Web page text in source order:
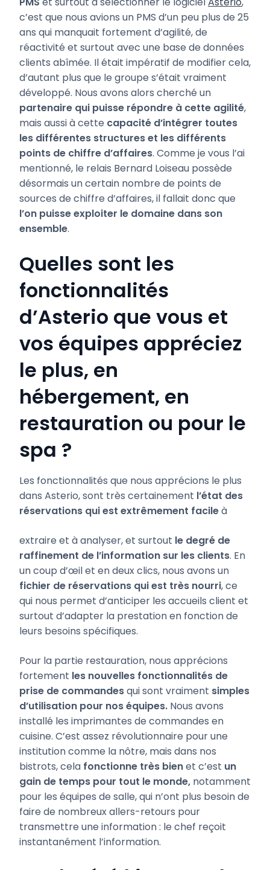
c’est que nous avions un PMS d’un peu plus de 25
ans qui manquait fortement d’agilité, de
réactivité et surtout avec une base de données
clients abîmée. Il était impératif de modifier cela,
d’autant plus que le groupe s’était vraiment
développé. Nous avons alors cherché un
partenaire qui puisse répondre à cette agilité,
mais aussi à cette capacité d’intégrer toutes
les différentes structures et les différents
points de chiffre d’affaires. Comme je vous l’ai
mentionné, le relais Bernard Loiseau possède
désormais un certain nombre de points de
sources de chiffre d’affaires, il fallait donc que
l’on puisse exploiter le domaine dans son
ensemble.
Quelles sont les
fonctionnalités
d’Asterio que vous et
vos équipes appréciez
le plus, en
hébergement, en
restauration ou pour le
spa ?
Les fonctionnalités que nous apprécions le plus
dans Asterio, sont très certainement l’état des
réservations qui est extrêmement facileà
extraire et à analyser, et surtout le degré de
raffinement de l’information sur les clients. En
un coup d’œil et en deux clics, nous avons un
fichier de réservations qui est très nourri, ce
qui nous permet d’anticiper les accueils client et
surtout d’adapter la prestation en fonction de
leurs besoins spécifiques.
Pour la partie restauration, nous apprécions
fortement les nouvelles fonctionnalités de
prise de commandesqui sont vraiment simples
d’utilisation pour nos équipes. Nous avons
installé les imprimantes de commandes en
cuisine. C’est assez révolutionnaire pour une
institution comme la nôtre, mais dans nos
bistrots, cela fonctionne très bienet c’est un
gain de temps pour tout le monde, notamment
pour les équipes de salle, qui n’ont plus besoin de
faire de nombreux allers-retours pour
transmettre une information : le chef reçoit
instantanément l’information.